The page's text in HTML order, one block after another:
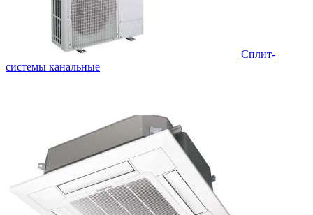
Сплит-
системы канальные